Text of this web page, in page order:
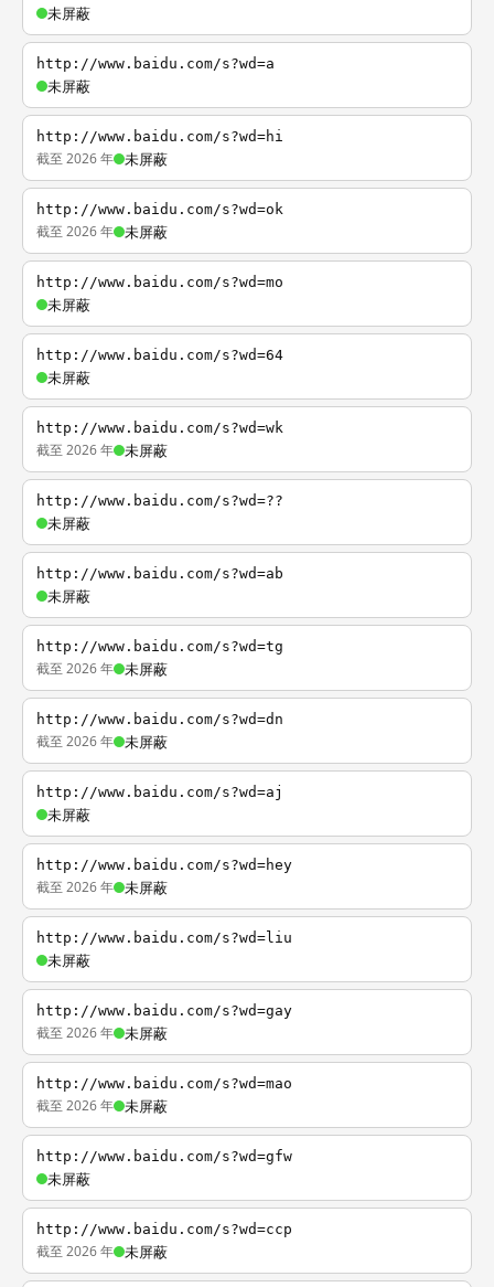
未屏蔽
http://www.baidu.com/s?wd=a
未屏蔽
http://www.baidu.com/s?wd=hi
截至 2026 年 未屏蔽
http://www.baidu.com/s?wd=ok
截至 2026 年 未屏蔽
http://www.baidu.com/s?wd=mo
未屏蔽
http://www.baidu.com/s?wd=64
未屏蔽
http://www.baidu.com/s?wd=wk
截至 2026 年 未屏蔽
http://www.baidu.com/s?wd=??
未屏蔽
http://www.baidu.com/s?wd=ab
未屏蔽
http://www.baidu.com/s?wd=tg
截至 2026 年 未屏蔽
http://www.baidu.com/s?wd=dn
截至 2026 年 未屏蔽
http://www.baidu.com/s?wd=aj
未屏蔽
http://www.baidu.com/s?wd=hey
截至 2026 年 未屏蔽
http://www.baidu.com/s?wd=liu
未屏蔽
http://www.baidu.com/s?wd=gay
截至 2026 年 未屏蔽
http://www.baidu.com/s?wd=mao
截至 2026 年 未屏蔽
http://www.baidu.com/s?wd=gfw
未屏蔽
http://www.baidu.com/s?wd=ccp
截至 2026 年 未屏蔽